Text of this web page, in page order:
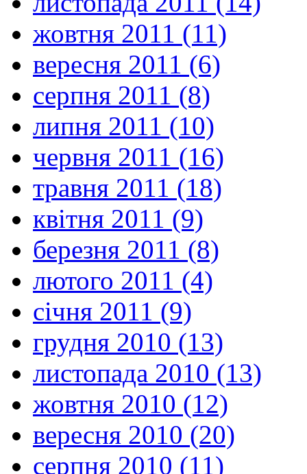
жовтня 2011 (11)
вересня 2011 (6)
серпня 2011 (8)
липня 2011 (10)
червня 2011 (16)
травня 2011 (18)
квітня 2011 (9)
березня 2011 (8)
лютого 2011 (4)
січня 2011 (9)
грудня 2010 (13)
листопада 2010 (13)
жовтня 2010 (12)
вересня 2010 (20)
серпня 2010 (11)